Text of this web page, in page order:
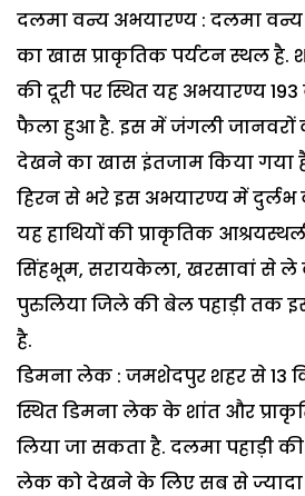
दलमा वन्य अभयारण्य : दलमा
का खास प्राकृतिक पर्यटन स्थल है.
की दूरी पर स्थित यह अभयारण्य 193
फैला हुआ है. इस में जंगली
देखने का खास इंतजाम किया गया
हिरन से भरे इस अभयारण्य में दुर्लभ
यह हाथियों की प्राकृतिक
सिंहभूम, सरायकेला, खरसावां से ले
पुरुलिया जिले की बेल पहाड़ी तक
है.
डिमना लेक : जमशेदपुर शहर से 13
स्थित डिमना लेक के शांत और
लिया जा सकता है. दलमा पहाड़ी
लेक को देखने के लिए सब से ज्यादा